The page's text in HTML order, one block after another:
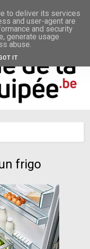
frigo
to deliver its services
and user-agent are
and security
generate usage
abuse.
IT